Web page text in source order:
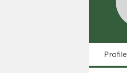
Profile